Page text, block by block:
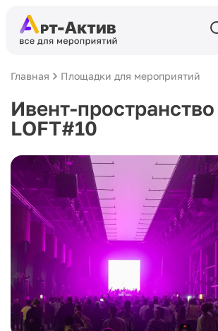
Главная Площадки для мероприятий
Ивент-пространство
LOFT#10